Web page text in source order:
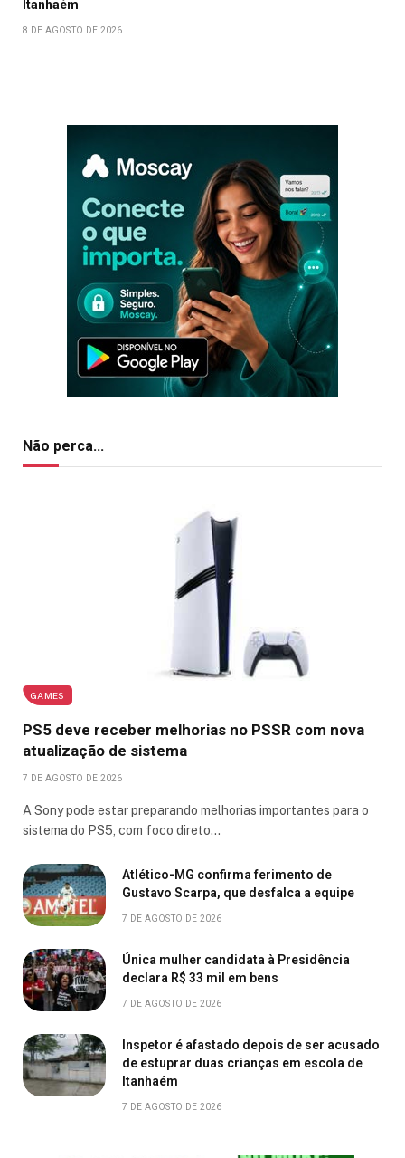
Itanhaém
8 DE AGOSTO DE 2026
Não perca...
GAMES
PS5 deve receber melhorias no PSSR com nova
atualização de sistema
7 DE AGOSTO DE 2026
A Sony pode estar preparando melhorias importantes para o
sistema do PS5, com foco direto…
Atlético-MG confirma ferimento de
Gustavo Scarpa, que desfalca a equipe
7 DE AGOSTO DE 2026
Única mulher candidata à Presidência
declara R$ 33 mil em bens
7 DE AGOSTO DE 2026
Inspetor é afastado depois de ser acusado
de estuprar duas crianças em escola de
Itanhaém
7 DE AGOSTO DE 2026